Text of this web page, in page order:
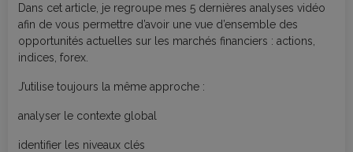
Dans cet article, je regroupe mes 5 dernières analyses vidéo
afin de vous permettre d’avoir une vue d’ensemble des
opportunités actuelles sur les marchés financiers : actions,
indices, forex.
J’utilise toujours la même approche :
analyser le contexte global
identifier les niveaux clés